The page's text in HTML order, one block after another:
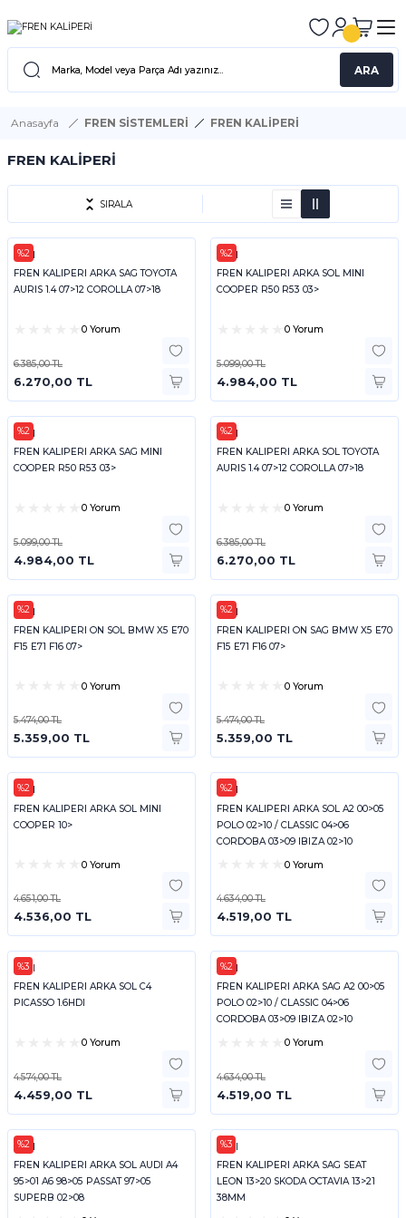
ARA
Anasayfa FREN SİSTEMLERİ FREN KALİPERİ
FREN KALİPERİ
SIRALA
%2
FEBI
FREN KALIPERI ARKA SAG TOYOTA
AURIS 1.4 07>12 COROLLA 07>18
0 Yorum
6.385,00 TL
6.270,00 TL
%2
FEBI
FREN KALIPERI ARKA SOL MINI
COOPER R50 R53 03>
0 Yorum
5.099,00 TL
4.984,00 TL
%2
FEBI
FREN KALIPERI ARKA SAG MINI
COOPER R50 R53 03>
0 Yorum
5.099,00 TL
4.984,00 TL
%2
FEBI
FREN KALIPERI ARKA SOL TOYOTA
AURIS 1.4 07>12 COROLLA 07>18
0 Yorum
6.385,00 TL
6.270,00 TL
%2
FEBI
FREN KALIPERI ON SOL BMW X5 E70
F15 E71 F16 07>
0 Yorum
5.474,00 TL
5.359,00 TL
%2
FEBI
FREN KALIPERI ON SAG BMW X5 E70
F15 E71 F16 07>
0 Yorum
5.474,00 TL
5.359,00 TL
%2
FEBI
FREN KALIPERI ARKA SOL MINI
COOPER 10>
0 Yorum
4.651,00 TL
4.536,00 TL
%2
FEBI
FREN KALIPERI ARKA SOL A2 00>05
POLO 02>10 / CLASSIC 04>06
CORDOBA 03>09 IBIZA 02>10
0 Yorum
4.634,00 TL
4.519,00 TL
%3
FEBI
FREN KALIPERI ARKA SOL C4
PICASSO 1.6HDI
0 Yorum
4.574,00 TL
4.459,00 TL
%2
FEBI
FREN KALIPERI ARKA SAG A2 00>05
POLO 02>10 / CLASSIC 04>06
CORDOBA 03>09 IBIZA 02>10
0 Yorum
4.634,00 TL
4.519,00 TL
%2
FEBI
FREN KALIPERI ARKA SOL AUDI A4
95>01 A6 98>05 PASSAT 97>05
SUPERB 02>08
%3
FEBI
FREN KALIPERI ARKA SAG SEAT
LEON 13>20 SKODA OCTAVIA 13>21
38MM